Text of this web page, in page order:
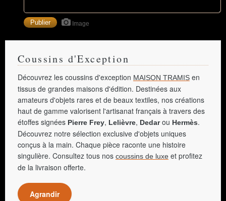
Image
Coussins d'Exception
Découvrez les coussins d'exception MAISON TRAMIS en
tissus de grandes maisons d'édition. Destinées aux
amateurs d'objets rares et de beaux textiles, nos créations
haut de gamme valorisent l'artisanat français à travers des
étoffes signées Pierre Frey, Lelièvre, Dedarou Hermès.
Découvrez notre sélection exclusive d'objets uniques
conçus à la main. Chaque pièce raconte une histoire
singulière. Consultez tous nos coussins de luxe et profitez
de la livraison offerte.
Agrandir